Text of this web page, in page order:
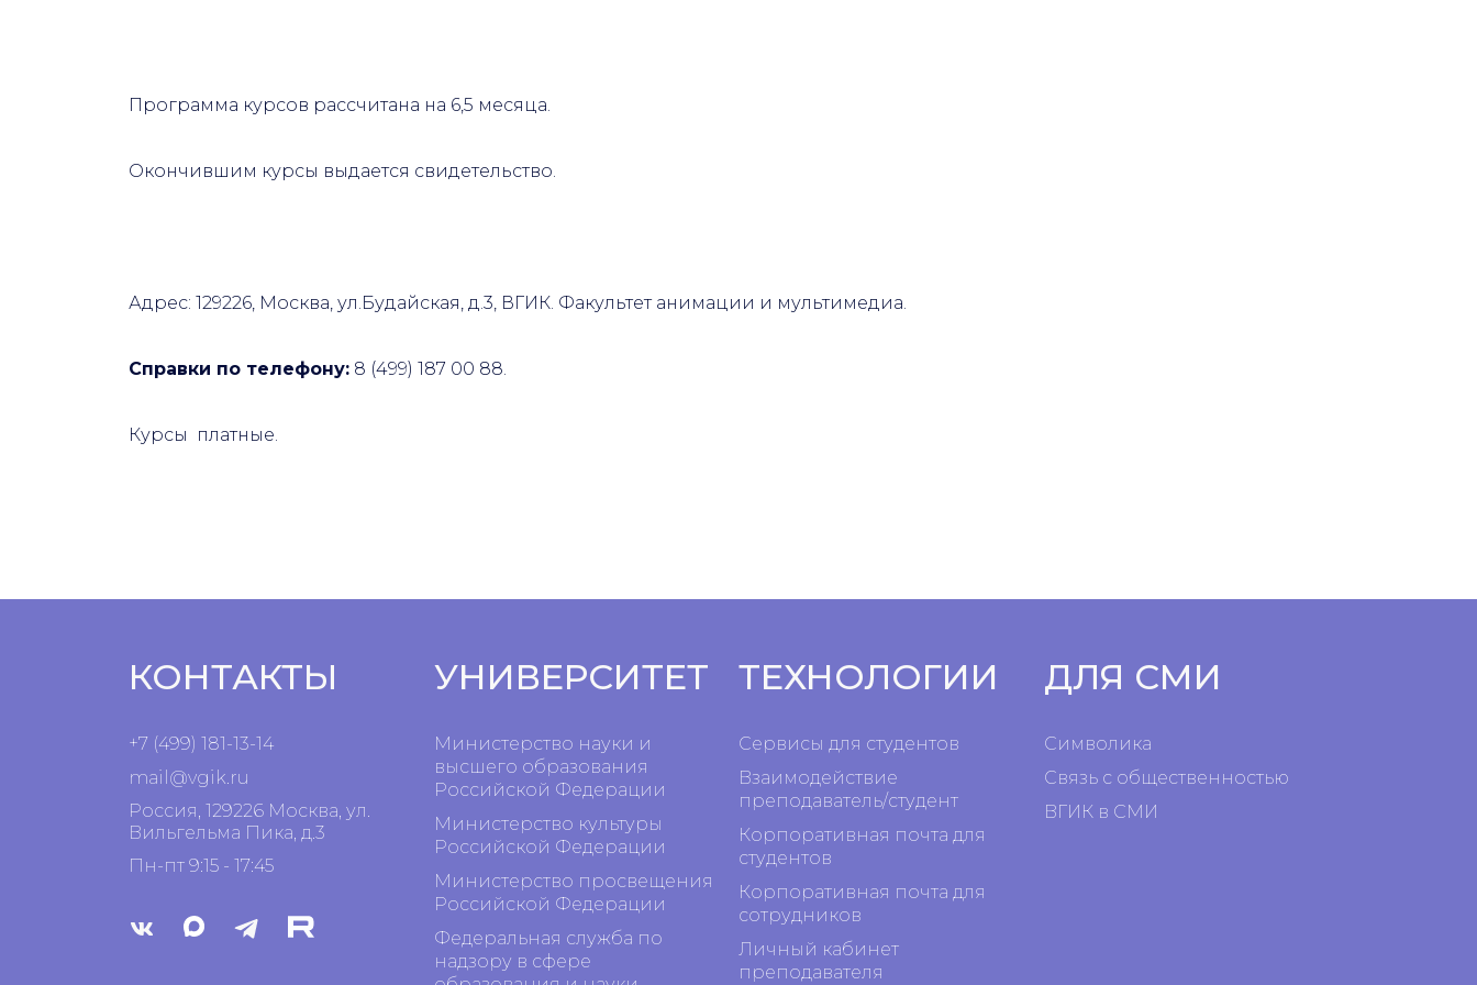
Программа курсов рассчитана на 6,5 месяца.
Окончившим курсы выдается свидетельство.
Адрес: 129226, Москва, ул.Будайская, д.3, ВГИК. Факультет анимации и мультимедиа.
Справки по телефону: 8 (499) 187 00 88.
Курсы платные.
КОНТАКТЫ
+7 (499) 181-13-14
mail@vgik.ru
Россия, 129226 Москва, ул.
Вильгельма Пика, д.3
Пн-пт 9:15 - 17:45
УНИВЕРСИТЕТ
Министерство науки и
высшего образования
Российской Федерации
Министерство культуры
Российской Федерации
Министерство просвещения
Российской Федерации
Федеральная служба по
надзору в сфере
ТЕХНОЛОГИИ
Сервисы для студентов
Взаимодействие
преподаватель/студент
Корпоративная почта для
студентов
Корпоративная почта для
сотрудников
Личный кабинет
преподавателя
ДЛЯ СМИ
Символика
Связь с общественностью
ВГИК в СМИ